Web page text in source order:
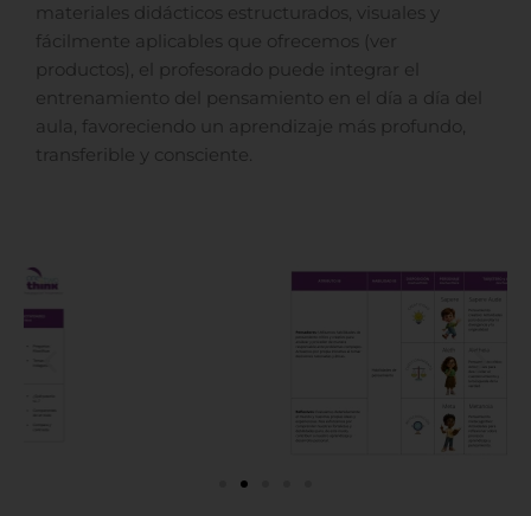
materiales didácticos estructurados, visuales y
fácilmente aplicables que ofrecemos (ver
productos), el profesorado puede integrar el
entrenamiento del pensamiento en el día a día del
aula, favoreciendo un aprendizaje más profundo,
transferible y consciente.